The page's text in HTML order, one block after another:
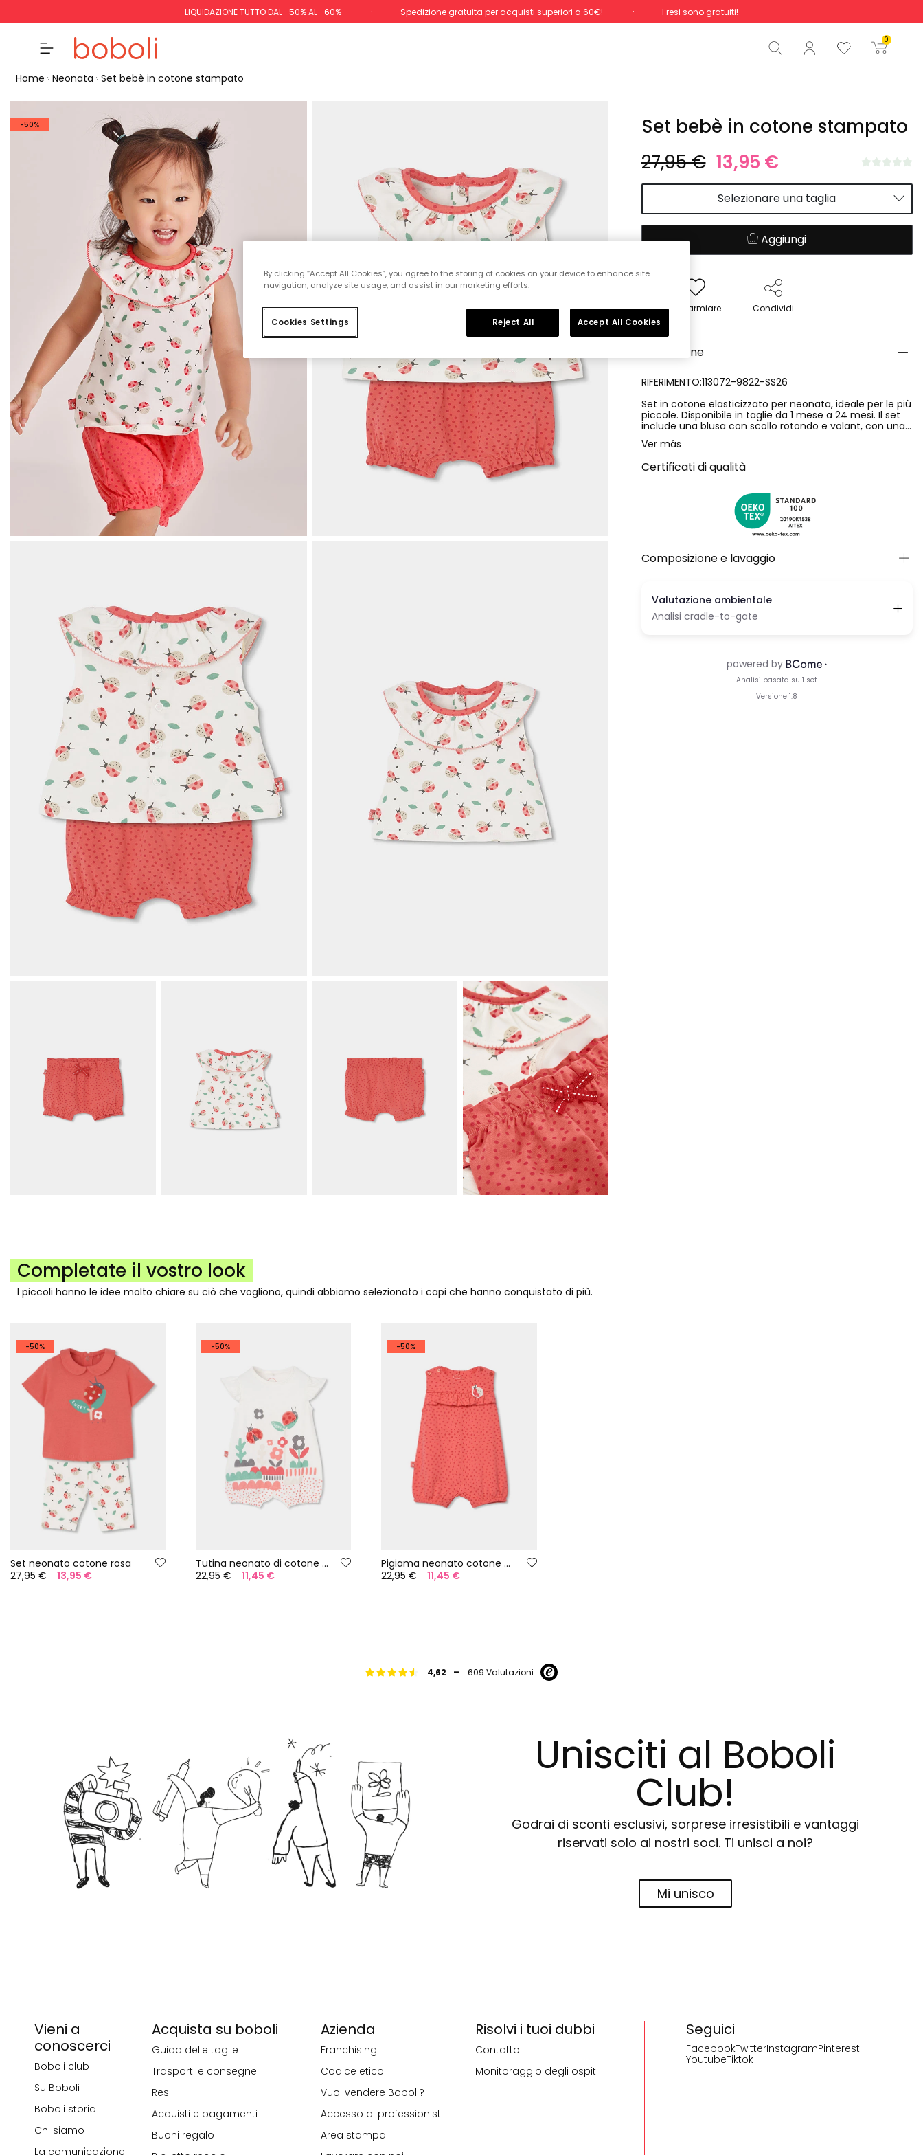
LIQUIDAZIONE TUTTO DAL -50% AL -60% Spedizione gratuita per acquisti superiori a 60€! I resi sono gratuiti!
0
Totale 0,00 €
Inizio ordine
Home Neonata Set bebè in cotone stampato
-50%
Set bebè in cotone stampato
27,95 € 13,95 €
Selezionare una taglia
Aggiungi
Risparmiare Condividi
Descrizione
RIFERIMENTO:113072-9822-SS26
Set in cotone elasticizzato per neonata, ideale per le più
piccole. Disponibile in taglie da 1 mese a 24 mesi. Il set
include una blusa con scollo rotondo e volant, con una
stampa di simpatiche coccinelle e foglie, offrendo un
tocco divertente. Il pantalone è corto con un design
bombato e elastico in vita e alle gambe per una
vestibilità perfetta. È di colore rossiccio con una stampa
Ver más
Certificati di qualità
Composizione e lavaggio
Completate il vostro look
I piccoli hanno le idee molto chiare su ciò che vogliono, quindi abbiamo selezionato i capi che hanno conquistato di più.
-50%
Set neonato cotone rosa
27,95 €
13,95 €
-50%
Tutina neonato di cotone bianco
22,95 €
11,45 €
-50%
Pigiama neonato cotone con stampa
22,95 €
11,45 €
4,62 - 609 Valutazioni
Unisciti al Boboli
Club!
Godrai di sconti esclusivi, sorprese irresistibili e vantaggi
riservati solo ai nostri soci. Ti unisci a noi?
Mi unisco
Seguici
FacebookTwitterInstagramPinterest
YoutubeTiktok
Vieni a
conoscerci
Boboli club
Su Boboli
Boboli storia
Chi siamo
La comunicazione
Acquista su boboli
Guida delle taglie
Trasporti e consegne
Resi
Acquisti e pagamenti
Buoni regalo
Azienda
Franchising
Codice etico
Vuoi vendere Boboli?
Accesso ai professionisti
Area stampa
Risolvi i tuoi dubbi
Contatto
Monitoraggio degli ospiti
By clicking “Accept All Cookies”, you agree to the storing of cookies on your device to enhance site
navigation, analyze site usage, and assist in our marketing efforts.
Cookies Settings Reject All Accept All Cookies